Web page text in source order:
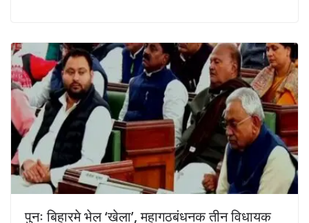
पुनः बिहारमे भेल ‘खेला’, महागठबंधनक तीन विधायक